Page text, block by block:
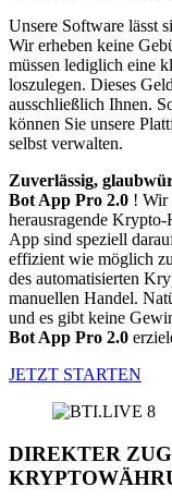
Unsere Software lässt
Wir erheben keine
müssen lediglich eine
loszulegen. Dieses
ausschließlich Ihnen.
können Sie unsere
selbst verwalten.
Zuverlässig,
Bot App Pro 2.0 ! Wir
herausragende
App sind speziell
effizient wie möglich
des automatisierten
manuellen Handel.
und es gibt keine
Bot App Pro 2.0
JETZT STARTEN
DIREKTER